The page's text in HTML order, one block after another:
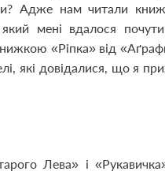
Адже нам читали
який мені вдалося
«Ріпка» від
які довідалися, що я
Лева» і